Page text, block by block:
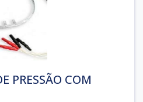
PRESSÃO COM